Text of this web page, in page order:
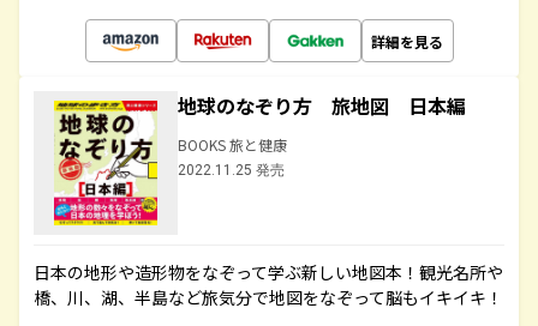
詳細を見る
地球のなぞり方 旅地図 日本編
BOOKS 旅と健康
2022.11.25 発売
日本の地形や造形物をなぞって学ぶ新しい地図本！観光名所や
橋、川、湖、半島など旅気分で地図をなぞって脳もイキイキ！